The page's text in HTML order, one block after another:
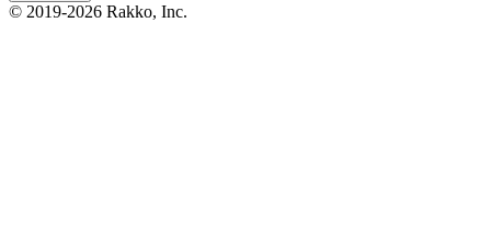
© 2019-2026 Rakko, Inc.